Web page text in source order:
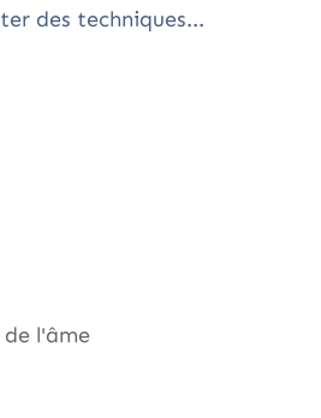
des techniques...
l'âme